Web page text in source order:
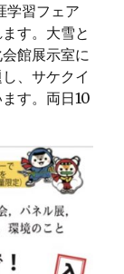
学習フェア
す。大雪と
館展示室に
、サケクイ
す。両日10